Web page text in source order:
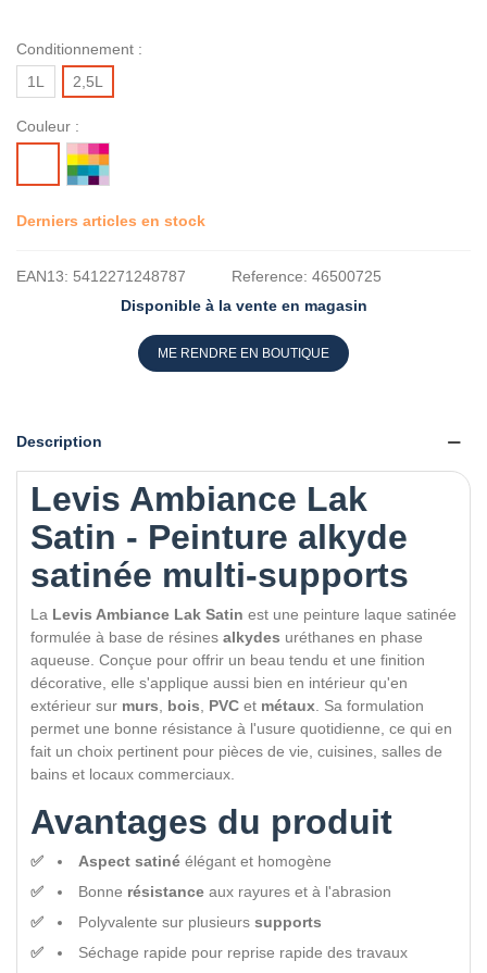
Conditionnement :
1L
2,5L
Couleur :
MISE
A
TEINTE
Derniers articles en stock
EAN13: 5412271248787 Reference: 46500725
Disponible à la vente en magasin
ME RENDRE EN BOUTIQUE
Description
Levis Ambiance Lak
Satin - Peinture alkyde
satinée multi-supports
La Levis Ambiance Lak Satin est une peinture laque satinée
formulée à base de résines alkydes uréthanes en phase
aqueuse. Conçue pour offrir un beau tendu et une finition
décorative, elle s'applique aussi bien en intérieur qu'en
extérieur sur murs, bois, PVC et métaux. Sa formulation
permet une bonne résistance à l'usure quotidienne, ce qui en
fait un choix pertinent pour pièces de vie, cuisines, salles de
bains et locaux commerciaux.
Avantages du produit
Aspect satiné élégant et homogène
Bonne résistance aux rayures et à l'abrasion
Polyvalente sur plusieurs supports
Séchage rapide pour reprise rapide des travaux